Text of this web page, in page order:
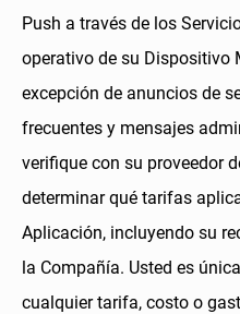
Push a través de los
operativo de su Dispositivo
excepción de anuncios de
frecuentes y mensajes
verifique con su proveedor
determinar qué tarifas
Aplicación, incluyendo su
la Compañía. Usted es
cualquier tarifa, costo o